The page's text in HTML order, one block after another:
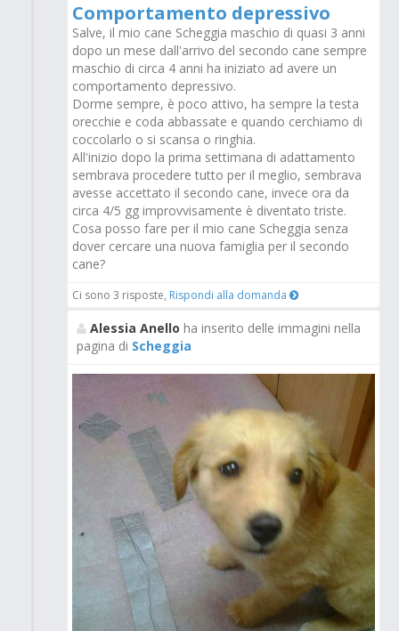
Comportamento depressivo
Salve, il mio cane Scheggia maschio di quasi 3 anni
dopo un mese dall'arrivo del secondo cane sempre
maschio di circa 4 anni ha iniziato ad avere un
comportamento depressivo.
Dorme sempre, è poco attivo, ha sempre la testa
orecchie e coda abbassate e quando cerchiamo di
coccolarlo o si scansa o ringhia.
All'inizio dopo la prima settimana di adattamento
sembrava procedere tutto per il meglio, sembrava
avesse accettato il secondo cane, invece ora da
circa 4/5 gg improvvisamente è diventato triste.
Cosa posso fare per il mio cane Scheggia senza
dover cercare una nuova famiglia per il secondo
cane?
Ci sono 3 risposte, Rispondi alla domanda
Alessia Anello ha inserito delle immagini nella
pagina di Scheggia